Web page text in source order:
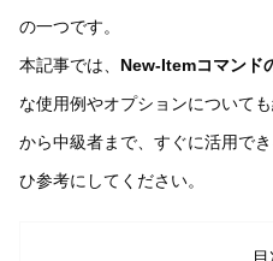
の一つです。
本記事では、 New-Itemコマンド
な使用例やオプションについて
から中級者まで、すぐに活用で
ひ参考にしてください。